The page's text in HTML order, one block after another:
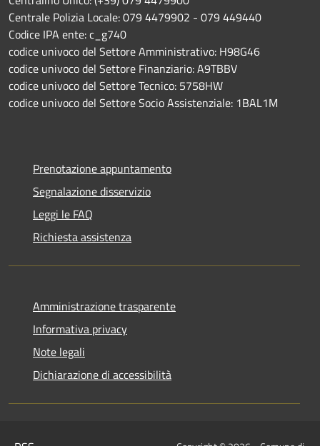
Centrale Polizia Locale: 079 4479902 - 079 449440
Codice IPA ente: c_g740
codice univoco del Settore Amministrativo: H98G46
codice univoco del Settore Finanziario: A9TBBV
codice univoco del Settore Tecnico: 5758HW
codice univoco del Settore Socio Assistenziale: 1BAL1M
Prenotazione appuntamento
Segnalazione disservizio
Leggi le FAQ
Richiesta assistenza
Amministrazione trasparente
Informativa privacy
Note legali
Dichiarazione di accessibilità